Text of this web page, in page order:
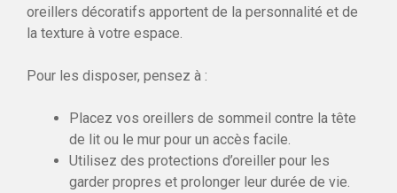
oreillers décoratifs apportent de la personnalité et de
la texture à votre espace.
Pour les disposer, pensez à :
Placez vos oreillers de sommeil contre la tête
de lit ou le mur pour un accès facile.
Utilisez des protections d’oreiller pour les
garder propres et prolonger leur durée de vie.